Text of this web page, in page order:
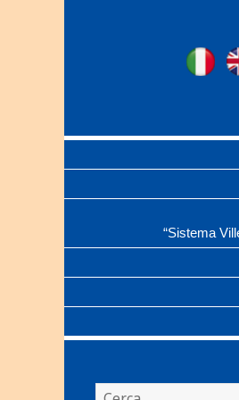
Ville
“Sistema
Ricerca